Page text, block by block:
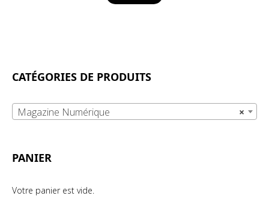
CATÉGORIES DE PRODUITS
×
Magazine Numérique
PANIER
Votre panier est vide.